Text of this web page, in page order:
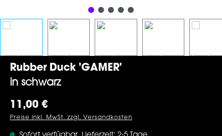
Rubber Duck 'GAMER'
in schwarz
Regulärer Preis:
11,00 €
Preise inkl. MwSt. zzgl. Versandkosten